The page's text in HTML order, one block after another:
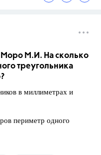
Моро М.И. На сколько
треугольника
в миллиметрах и
периметр одного